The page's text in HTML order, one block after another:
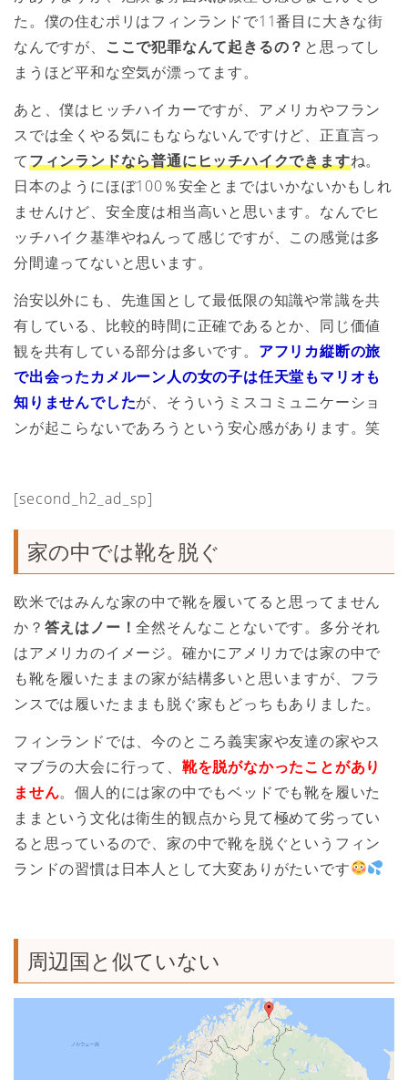
た。僕の住むポリはフィンランドで11番目に大きな街
なんですが、 ここで犯罪なんて起きるの？ と思ってし
まうほど平和な空気が漂ってます。
あと、僕はヒッチハイカーですが、アメリカやフラン
スでは全くやる気にもならないんですけど、正直言っ
てフィンランドなら普通にヒッチハイクできますね。
日本のようにほぼ100％安全とまではいかないかもしれ
ませんけど、安全度は相当高いと思います。なんでヒ
ッチハイク基準やねんって感じですが、この感覚は多
分間違ってないと思います。
治安以外にも、先進国として最低限の知識や常識を共
有している、比較的時間に正確であるとか、同じ価値
観を共有している部分は多いです。 アフリカ縦断の旅
で出会ったカメルーン人の女の子は任天堂もマリオも
知りませんでしたが、そういうミスコミュニケーショ
ンが起こらないであろうという安心感があります。笑
[second_h2_ad_sp]
家の中では靴を脱ぐ
欧米ではみんな家の中で靴を履いてると思ってません
か？ 答えはノー！全然そんなことないです。多分それ
はアメリカのイメージ。確かにアメリカでは家の中で
も靴を履いたままの家が結構多いと思いますが、フラ
ンスでは履いたままも脱ぐ家もどっちもありました。
フィンランドでは、今のところ義実家や友達の家やス
マブラの大会に行って、 靴を脱がなかったことがあり
ません。個人的には家の中でもベッドでも靴を履いた
ままという文化は衛生的観点から見て極めて劣ってい
ると思っているので、家の中で靴を脱ぐというフィン
ランドの習慣は日本人として大変ありがたいです
周辺国と似ていない